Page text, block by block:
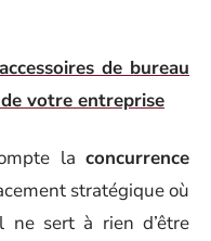
de bureau
votre entreprise
la concurrence
stratégique où
ne sert à rien d’être